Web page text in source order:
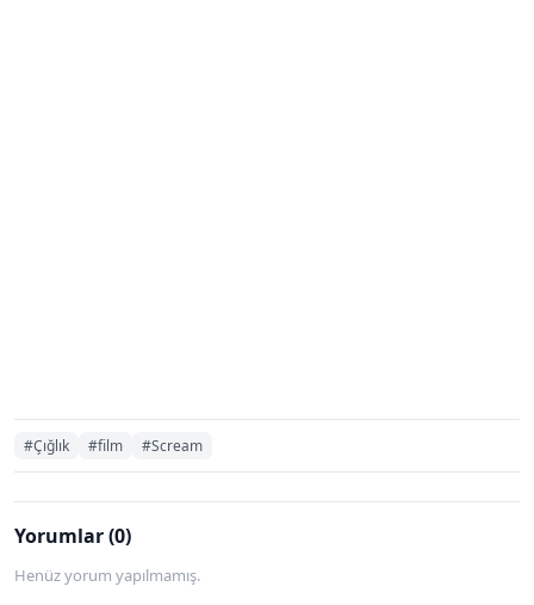
#Çığlık #film #Scream
Yorumlar (0)
Henüz yorum yapılmamış.